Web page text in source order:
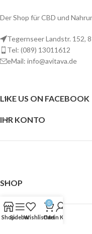
Der Shop für CBD und
Tegernseer Landstr. 152,
Tel: (089) 13011612
eMail: info@avitava.de
LIKE US ON FACEBOOK
IHR KONTO
SHOP
ShopSidebarWishlist
0
Cart
Mein Konto